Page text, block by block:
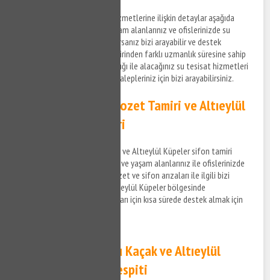
Altıeylül Küpeler su tesisat hizmetlerine ilişkin detaylar aşağıda
sıralandığı şekildedir. Sizde yaşam alanlarınız ve ofislerinizde su
tesisat ile ilgili bir arıza yaşıyorsanız bizi arayabilir ve destek
taleplerinizi iletebilirsiniz. Birbirinden farklı uzmanlık süresine sahip
anlaşmalı iş ortaklarımız aracılığı ile alacağınız su tesisat hizmetleri
ile ilgili bilgi almak ve destek talepleriniz için bizi arayabilirsiniz.
Altıeylül Küpeler Klozet Tamiri ve Altıeylül
Küpeler Sifon Tamiri
Altıeylül Küpeler klozet tamiri ve Altıeylül Küpeler sifon tamiri
hizmetlerine ilişkin bilgi almak ve yaşam alanlarınız ile ofislerinizde
meydana gelen su tesisat, klozet ve sifon arızaları ile ilgili bizi
arayabilir, bilgi alabilirsiniz. Altıeylül Küpeler bölgesinde
yaşayacağınız su tesisat arızaları için kısa sürede destek almak için
Altıeylül Küpeler Su Kaçak ve Altıeylül
Küpeler Su Kaçak Tespiti